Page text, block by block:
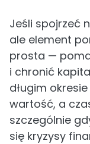
Jeśli spojrzeć
ale element
prosta —
i chronić
długim
wartość, a
szczególnie
się kryzysy